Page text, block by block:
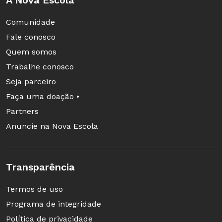
Visual
Créditos: Marcio Cotomacci Formação: Biólogo
e pesquisador de atividades pedagógicas da
Sangari Brasil, em São Paulo.
Comunidade
Fale conosco
Quem somos
Trabalhe conosco
Seja parceiro
Faça uma doação •
Partners
Anuncie na Nova Escola
Transparência
Termos de uso
Programa de integridade
Política de privacidade